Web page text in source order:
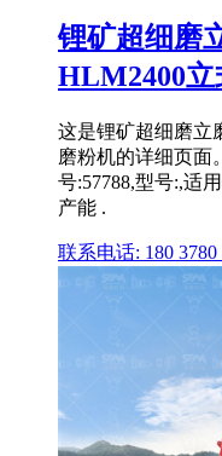
锂矿超细磨
HLM2400立
这是锂矿超细磨立
磨粉机的详细页面
号:57788,型号:,适
产能 .
联系电话: 180 3780